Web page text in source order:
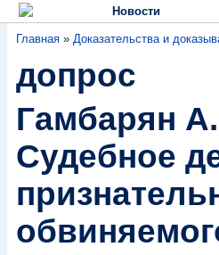
Новости
Главная » Доказательства и
допрос
Гамбарян
Судебное